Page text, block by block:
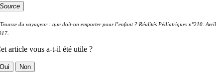
du voyageur : que doit-on emporter pour l’enfant ? Réalités Pédiatriques n°210. Avril
article vous a-t-il été utile ?
Non